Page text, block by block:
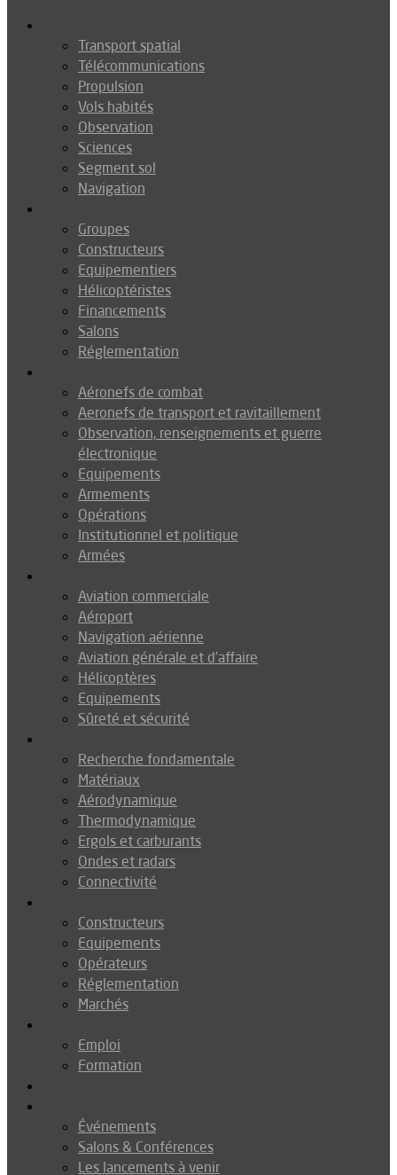
Transport spatial
Télécommunications
Propulsion
Vols habités
Observation
Sciences
Segment sol
Navigation
Groupes
Constructeurs
Equipementiers
Hélicoptéristes
Financements
Salons
Réglementation
Aéronefs de combat
Aeronefs de transport et ravitaillement
Observation, renseignements et guerre
électronique
Equipements
Armements
Opérations
Institutionnel et politique
Armées
Aviation commerciale
Aéroport
Navigation aérienne
Aviation générale et d’affaire
Hélicoptères
Equipements
Sûreté et sécurité
Recherche fondamentale
Matériaux
Aérodynamique
Thermodynamique
Ergols et carburants
Ondes et radars
Connectivité
Constructeurs
Equipements
Opérateurs
Réglementation
Marchés
Emploi
Formation
Événements
Salons & Conférences
Les lancements à venir